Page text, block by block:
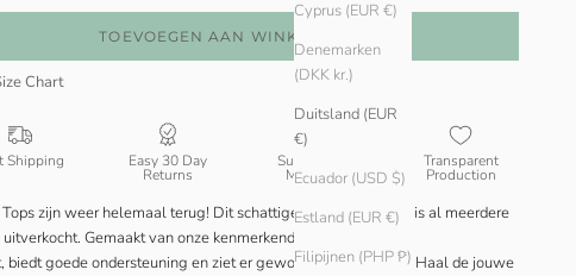
Cyprus (EUR €)
Denemarken
(DKK kr.)
Duitsland (EUR
€)
Ecuador (USD $)
Estland (EUR €)
Filipijnen (PHP ₱)
TOEVOEGEN AAN WINKELWAGEN
Chart
Shipping Easy 30 Day
Returns
Sustainable
Materials
Transparent
Production
Tops zijn weer helemaal terug! Dit schattige mouwloze topje is al meerdere
uitverkocht. Gemaakt van onze kenmerkende geribbelde stof.
biedt goede ondersteuning en ziet er gewoon supercool uit... Haal de jouwe